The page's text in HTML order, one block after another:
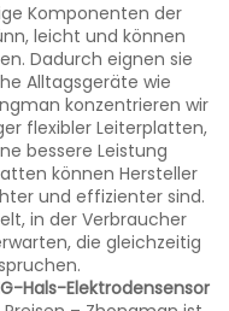
Komponenten der
leicht und können
Dadurch eignen sie
Alltagsgeräte wie
konzentrieren wir
flexibler Leiterplatten,
bessere Leistung
können Hersteller
und effizienter sind.
in der Verbraucher
die gleichzeitig
Hals-Elektrodensensor